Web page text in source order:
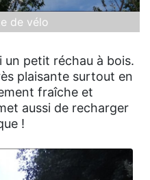
de vélo
un petit réchau à bois.
plaisante surtout en
fraîche et
aussi de recharger
!